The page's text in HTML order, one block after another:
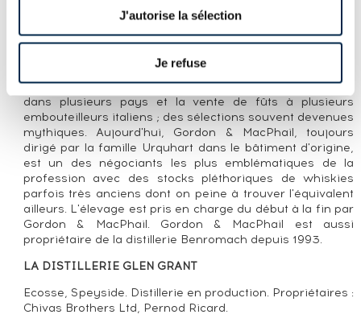
J'autorise la sélection
Je refuse
travaille avec plusieurs distilleries majeures du Speyside
MacPhail embouteille aussi sous licence les whiskies de
nombre de ces distilleries comme Glen Grant, Linkwood,
Mortlach, Macallan ou Glenlivet. Les affaires deviennent
florissantes dans les années 1970 avec des distributeurs
dans plusieurs pays et la vente de fûts à plusieurs
embouteilleurs italiens ; des sélections souvent devenues
mythiques. Aujourd'hui, Gordon & MacPhail, toujours
dirigé par la famille Urquhart dans le bâtiment d'origine,
est un des négociants les plus emblématiques de la
profession avec des stocks pléthoriques de whiskies
parfois très anciens dont on peine à trouver l'équivalent
ailleurs. L'élevage est pris en charge du début à la fin par
Gordon & MacPhail. Gordon & MacPhail est aussi
propriétaire de la distillerie Benromach depuis 1993.
LA DISTILLERIE GLEN GRANT
Ecosse, Speyside. Distillerie en production. Propriétaires :
Chivas Brothers Ltd, Pernod Ricard.